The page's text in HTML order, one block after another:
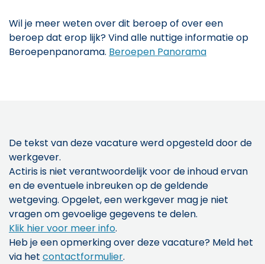
Wil je meer weten over dit beroep of over een
beroep dat erop lijk? Vind alle nuttige informatie op
Beroepenpanorama. Beroepen Panorama
De tekst van deze vacature werd opgesteld door de
werkgever.
Actiris is niet verantwoordelijk voor de inhoud ervan
en de eventuele inbreuken op de geldende
wetgeving. Opgelet, een werkgever mag je niet
vragen om gevoelige gegevens te delen.
Klik hier voor meer info.
Heb je een opmerking over deze vacature? Meld het
via het contactformulier.